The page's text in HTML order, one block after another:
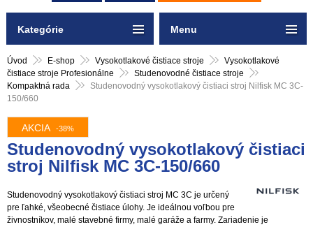
Úvod E-shop Vysokotlakové čistiace stroje
Vysokotlakové
čistiace stroje Profesionálne
Studenovodné čistiace stroje
Kompaktná rada
Studenovodný vysokotlakový čistiaci stroj Nilfisk MC 3C-
150/660
AKCIA -38%
Studenovodný vysokotlakový čistiaci
stroj Nilfisk MC 3C-150/660
Studenovodný vysokotlakový čistiaci stroj MC 3C je určený
pre ľahké, všeobecné čistiace úlohy. Je ideálnou voľbou pre
živnostníkov, malé stavebné firmy, malé garáže a farmy. Zariadenie je
Kategórie Menu